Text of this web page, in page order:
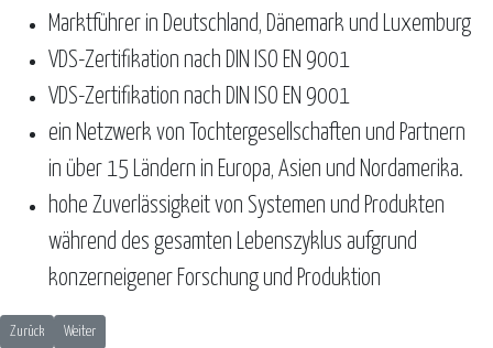
Marktführer in Deutschland, Dänemark und Luxemburg
VDS-Zertifikation nach DIN ISO EN 9001
VDS-Zertifikation nach DIN ISO EN 9001
ein Netzwerk von Tochtergesellschaften und Partnern
in über 15 Ländern in Europa, Asien und Nordamerika.
hohe Zuverlässigkeit von Systemen und Produkten
während des gesamten Lebenszyklus aufgrund
konzerneigener Forschung und Produktion
Vorheriger Beitrag: rhenag - rheinische Energie AG
Zurück Nächster Beitrag: Covivio Immobilien GmbH
Weiter